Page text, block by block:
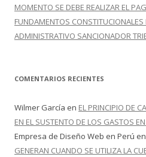
MOMENTO SE DEBE REALIZAR EL
FUNDAMENTOS CONSTITUCIONALES
ADMINISTRATIVO SANCIONADOR
COMENTARIOS RECIENTES
Wilmer García en EL PRINCIPIO DE
EN EL SUSTENTO DE LOS GASTOS
Empresa de Diseño Web en Perú en
GENERAN CUANDO SE UTILIZA LA